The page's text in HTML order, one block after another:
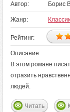
Автор: Борис
Жанр:
Рейтинг:
Описание:
В этом романе
отразить
людей.
Читать